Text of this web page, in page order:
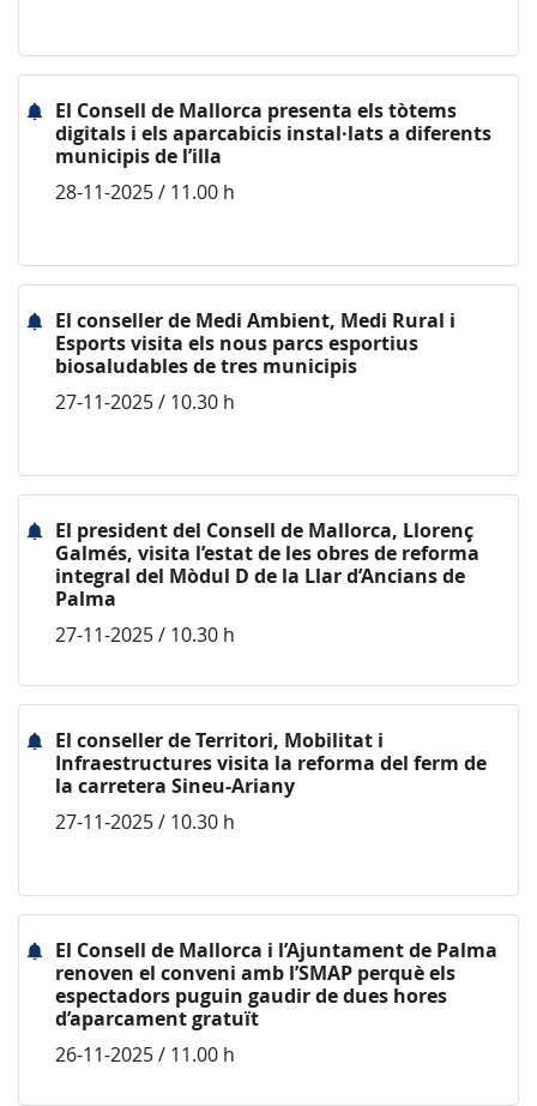
El Consell de Mallorca presenta els tòtems
digitals i els aparcabicis instal·lats a diferents
municipis de l’illa
28-11-2025 / 11.00 h
El conseller de Medi Ambient, Medi Rural i
Esports visita els nous parcs esportius
biosaludables de tres municipis
27-11-2025 / 10.30 h
El president del Consell de Mallorca, Llorenç
Galmés, visita l’estat de les obres de reforma
integral del Mòdul D de la Llar d’Ancians de
Palma
27-11-2025 / 10.30 h
El conseller de Territori, Mobilitat i
Infraestructures visita la reforma del ferm de
la carretera Sineu-Ariany
27-11-2025 / 10.30 h
El Consell de Mallorca i l’Ajuntament de Palma
renoven el conveni amb l’SMAP perquè els
espectadors puguin gaudir de dues hores
d’aparcament gratuït
26-11-2025 / 11.00 h